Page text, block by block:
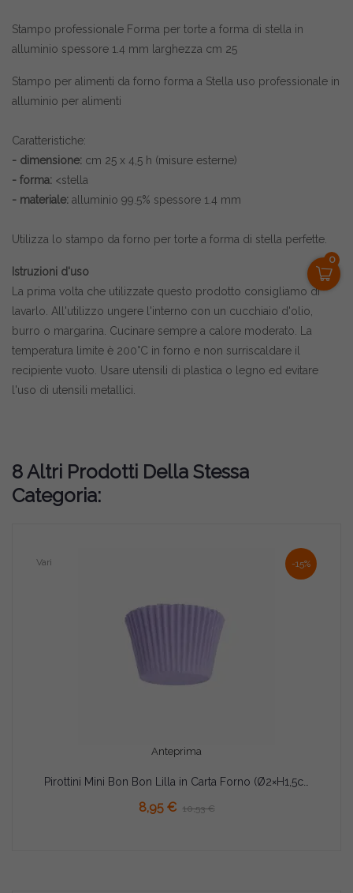
0
Stampo professionale Forma per torte a forma di stella in
alluminio spessore 1.4 mm larghezza cm 25
Stampo per alimenti da forno forma a Stella uso professionale in
alluminio per alimenti
Caratteristiche:
- dimensione: cm 25 x 4,5 h (misure esterne)
- forma: <stella
- materiale: alluminio 99.5% spessore 1.4 mm
Utilizza lo stampo da forno per torte a forma di stella perfette.
Istruzioni d'uso
La prima volta che utilizzate questo prodotto consigliamo di
lavarlo. All'utilizzo ungere l'interno con un cucchiaio d'olio,
burro o margarina. Cucinare sempre a calore moderato. La
temperatura limite è 200°C in forno e non surriscaldare il
recipiente vuoto. Usare utensili di plastica o legno ed evitare
l'uso di utensili metallici.
8 Altri Prodotti Della Stessa
Categoria:
-15%
Anteprima
Vari
8,95 € 10,53 €